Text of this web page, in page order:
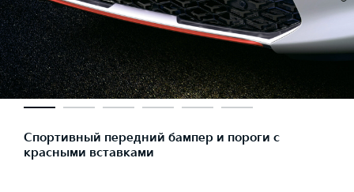
Спортивный передний бампер и пороги с
красными вставками